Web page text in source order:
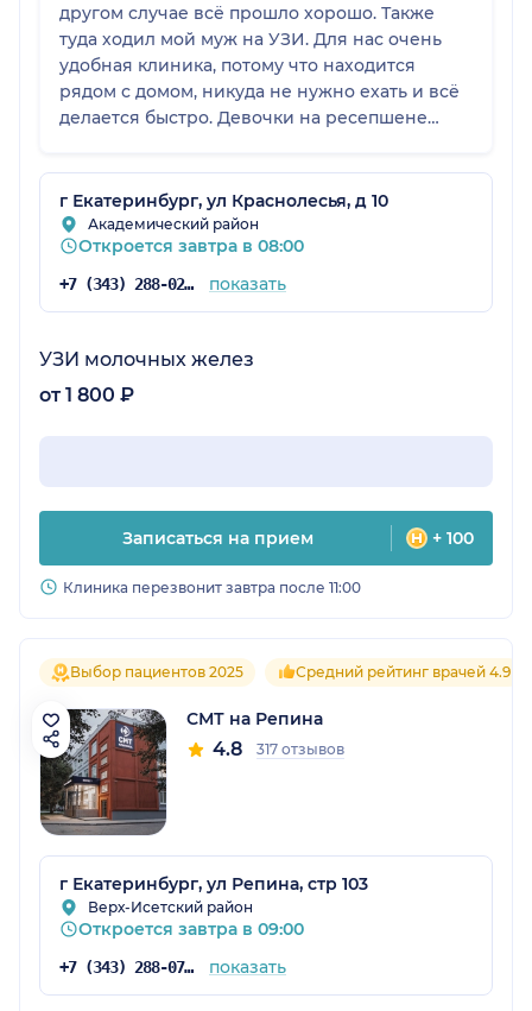
другом случае всё прошло хорошо. Также
туда ходил мой муж на УЗИ. Для нас очень
удобная клиника, потому что находится
рядом с домом, никуда не нужно ехать и всё
делается быстро. Девочки на ресепшене
в клинике никогда нет очередей. Там
чистенько, хорошее современное
оборудование, о приемах заранее
напоминают.
г Екатеринбург, ул Краснолесья, д 10
Академический район
Откроется завтра в 08:00
+7 (343) 288-02-89 показать
УЗИ молочных желез
от 1 800 ₽
Записаться на прием + 100
Клиника перезвонит завтра после 11:00
Выбор пациентов 2025 Средний рейтинг врачей 4.9
СМТ на Репина
4.8 317 отзывов
г Екатеринбург, ул Репина, стр 103
Верх-Исетский район
Откроется завтра в 09:00
+7 (343) 288-07-54 показать